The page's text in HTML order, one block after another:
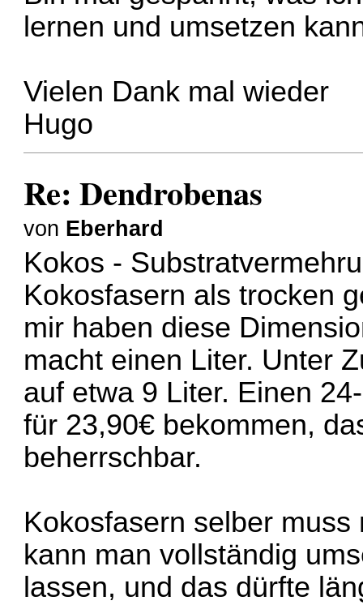
lernen und umsetzen
Vielen Dank mal wieder
Hugo
Re: Dendrobenas
von Eberhard
Kokos -
Kokosfasern als trocken
mir haben diese
macht einen Liter. Unter
auf etwa 9 Liter. Einen
für 23,90€ bekommen,
beherrschbar.
Kokosfasern selber
kann man vollständig
lassen, und das dürfte